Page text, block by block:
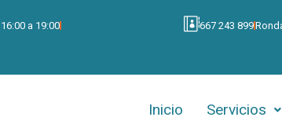
a 19:00 667 243 899
Inicio Servicios